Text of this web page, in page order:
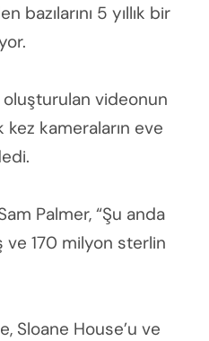
bazılarını 5 yıllık bir
videonun
kez kameraların eve
Palmer, “Şu anda
170 milyon sterlin
Sloane House’u ve